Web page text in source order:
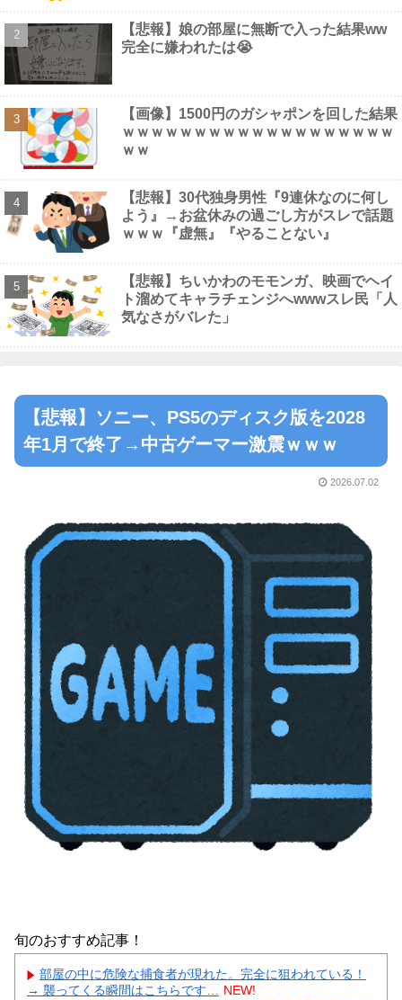
Powered by livedoor 相互RSS
【悲報】娘の部屋に無断で入った結果ww
完全に嫌われたは😭
【画像】1500円のガシャポンを回した結果
ｗｗｗｗｗｗｗｗｗｗｗｗｗｗｗｗｗｗｗ
ｗｗ
【悲報】30代独身男性『9連休なのに何し
よう』→お盆休みの過ごし方がスレで話題
ｗｗｗ『虚無』『やることない』
【悲報】ちいかわのモモンガ、映画でヘイ
ト溜めてキャラチェンジへwwwスレ民「人
気なさがバレた」
【悲報】ソニー、PS5のディスク版を2028
年1月で終了→中古ゲーマー激震ｗｗｗ
2026.07.02
旬のおすすめ記事！
部屋の中に危険な捕食者が現れた。完全に狙われている！
→ 襲ってくる瞬間はこちらです…
NEW!